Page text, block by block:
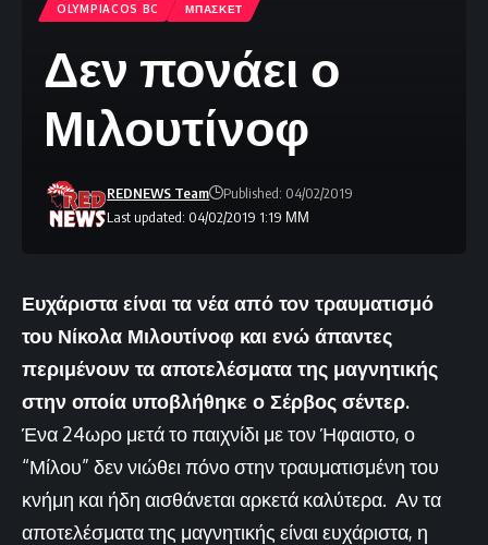
OLYMPIACOS BC ΜΠΑΣΚΕΤ
Δεν πονάει ο
Μιλουτίνοφ
Last updated: 04/02/2019 1:19 ΜΜ
REDNEWS Team Published: 04/02/2019
Ευχάριστα είναι τα νέα από τον τραυματισμό
του Νίκολα Μιλουτίνοφ και ενώ άπαντες
περιμένουν τα αποτελέσματα της μαγνητικής
στην οποία υποβλήθηκε ο Σέρβος σέντερ.
Ένα 24ωρο μετά το παιχνίδι με τον Ήφαιστο, ο
“Μίλου” δεν νιώθει πόνο στην τραυματισμένη του
κνήμη και ήδη αισθάνεται αρκετά καλύτερα. Αν τα
αποτελέσματα της μαγνητικής είναι ευχάριστα, η